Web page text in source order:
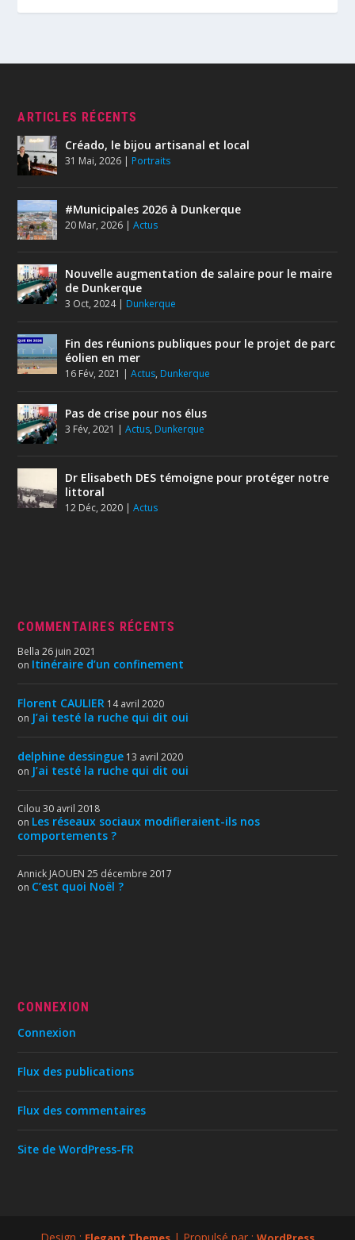
ARTICLES RÉCENTS
Créado, le bijou artisanal et local
31 Mai, 2026 | Portraits
#Municipales 2026 à Dunkerque
20 Mar, 2026 |Actus
Nouvelle augmentation de salaire pour le maire
de Dunkerque
3 Oct, 2024| Dunkerque
Fin des réunions publiques pour le projet de parc
éolien en mer
16 Fév, 2021 |Actus, Dunkerque
Pas de crise pour nos élus
3 Fév, 2021 |Actus, Dunkerque
Dr Elisabeth DES témoigne pour protéger notre
littoral
12 Déc, 2020 |Actus
COMMENTAIRES RÉCENTS
Bella 26 juin 2021
on Itinéraire d’un confinement
Florent CAULIER 14 avril 2020
on J’ai testé la ruche qui dit oui
delphine dessingue 13 avril 2020
on J’ai testé la ruche qui dit oui
Cilou 30 avril 2018
on Les réseaux sociaux modifieraient-ils nos
comportements ?
Annick JAOUEN 25 décembre 2017
on C’est quoi Noël ?
CONNEXION
Connexion
Flux des publications
Flux des commentaires
Site de WordPress-FR